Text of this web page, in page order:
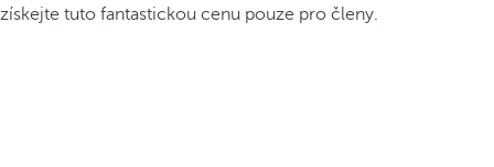
získejte tuto fantastickou cenu pouze pro členy.